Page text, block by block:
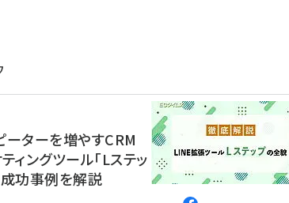
ーターを増やすCRM
ィングツール「Lステッ
功事例を解説